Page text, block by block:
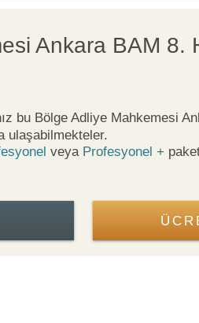
Ankara BAM 8.
bu Bölge Adliye Mahkemesi
ulaşabilmekteler.
veya Profesyonel +